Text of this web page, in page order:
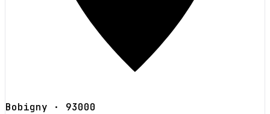
Bobigny · 93000